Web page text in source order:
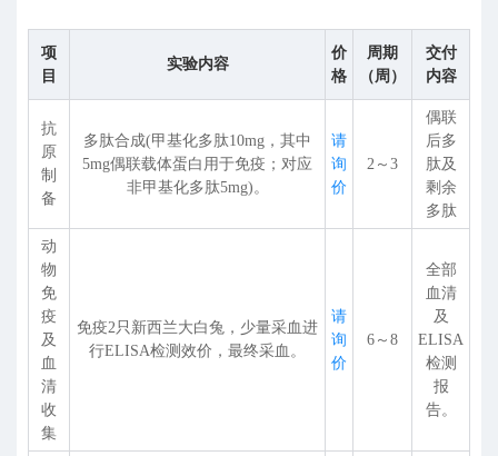
项
目
实验内容
价
格
周期
（周）
交付
内容
抗
原
制
备
多肽合成(甲基化多肽10mg，其中
5mg偶联载体蛋白用于免疫；对应
非甲基化多肽5mg)。
请
询
价
2～3
偶联
后多
肽及
剩余
多肽
动
物
免
疫
及
血
清
收
集
免疫2只新西兰大白兔，少量采血进
行ELISA检测效价，最终采血。
请
询
价
6～8
全部
血清
及
ELISA
检测
报
告。